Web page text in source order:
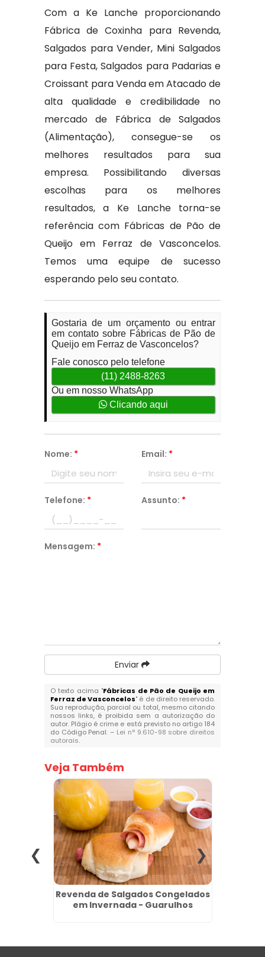
Com a Ke Lanche proporcionando
Fábrica de Coxinha para Revenda,
Salgados para Vender, Mini Salgados
para Festa, Salgados para Padarias e
Croissant para Venda em Atacado de
alta qualidade e credibilidade no
mercado de Fábrica de Salgados
(Alimentação), consegue-se os
melhores resultados para sua
empresa. Possibilitando diversas
escolhas para os melhores
resultados, a Ke Lanche torna-se
referência com Fábricas de Pão de
Queijo em Ferraz de Vasconcelos.
Temos uma equipe de sucesso
esperando pelo seu contato.
Gostaria de um orçamento ou entrar
em contato sobre Fábricas de Pão de
Queijo em Ferraz de Vasconcelos?
Fale conosco pelo telefone
(11) 2488-8263
Ou em nosso WhatsApp
Clicando aqui
Nome: * Email: *
Telefone: * Assunto: *
Mensagem: *
Enviar
O texto acima "Fábricas de Pão de Queijo em
Ferraz de Vasconcelos" é de direito reservado.
Sua reprodução, parcial ou total, mesmo citando
nossos links, é proibida sem a autorização do
autor. Plágio é crime e está previsto no artigo 184
do Código Penal. – Lei n° 9.610-98 sobre direitos
autorais.
Veja Também
Revenda de Salgados Congelados
em Invernada - Guarulhos